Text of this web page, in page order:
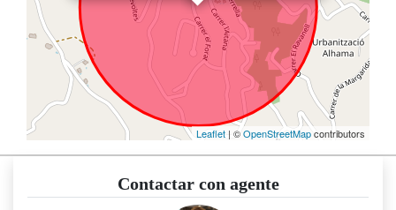
Leaflet | ©OpenStreetMapcontributors
Contactar con agente